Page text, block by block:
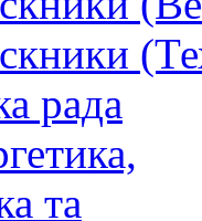
рада